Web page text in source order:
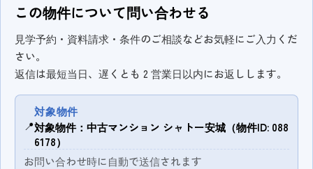
この物件について問い合わせる
見学予約・資料請求・条件のご相談などお気軽にご入力くだ
さい。
返信は最短当日、遅くとも 2 営業日以内にお返しします。
📍
対象物件
対象物件：中古マンション シャトー安城（物件ID: 088
6178）
お問い合わせ時に自動で送信されます